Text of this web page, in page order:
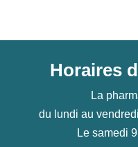
Horaires
La
du lundi au
Le samedi